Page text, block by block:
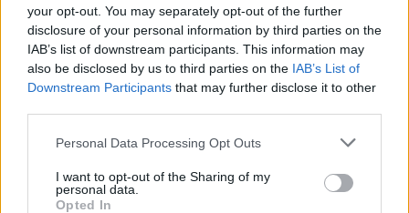
your opt-out. You may separately opt-out of the further
disclosure of your personal information by third parties on the
IAB’s list of downstream participants. This information may
also be disclosed by us to third parties on the IAB’s List of
Downstream Participants that may further disclose it to other
Personal Data Processing Opt Outs
I want to opt-out of the Sharing of my
personal data.
Opted In
Αριελ Κωνσταντινίδη: Τώρα
ασχολούνται με το δέρμα μου,
δεν πρόκειται να κρύβομαι
ΠΑΡΆΞΕΝΑ ΣΉΜΕΡΑ
Δεν με αγγίζει, έχω ροδόχρου ακμή, η
εγκυμοσύνης, ανέφερε η ηθοποιός
Μύκονος: Ιταλοί παρτάρουν σε
έξαλλη κατάσταση μέσα σε...
βανάκι ‑ Η αντίδραση του